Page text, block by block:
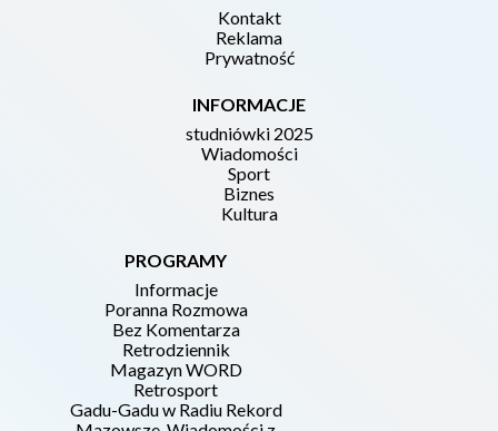
Kontakt
Reklama
Prywatność
INFORMACJE
studniówki 2025
Wiadomości
Sport
Biznes
Kultura
PROGRAMY
Informacje
Poranna Rozmowa
Bez Komentarza
Retrodziennik
Magazyn WORD
Retrosport
Gadu-Gadu w Radiu Rekord